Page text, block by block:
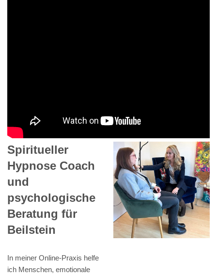
Spiritueller
Hypnose Coach
und
psychologische
Beratung für
Beilstein
In meiner Online-Praxis helfe
ich Menschen, emotionale